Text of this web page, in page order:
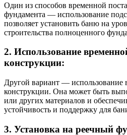
Один из способов временной
фундамента — использование
позволяет установить баню на
строительства полноценного
2. Использование
конструкции:
Другой вариант — использование
конструкции. Она может быть
или других материалов и
устойчивость и поддержку для
3. Установка на реечный